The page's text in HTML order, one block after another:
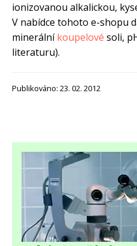
ionizovanou alkalickou,
V nabídce tohoto e-shopu
minerálníkoupelové soli,
literaturu).
Publikováno: 23. 02. 2012